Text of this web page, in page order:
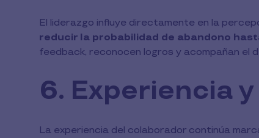
El liderazgo influye directamente en la
reducir la probabilidad de abandono
feedback, reconocen logros y acompañan el
6. Experiencia
La experiencia del colaborador continúa